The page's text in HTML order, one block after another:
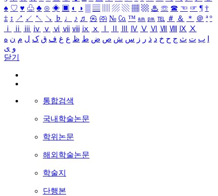
♠ ♡ ♥ ♧ ♣ ⊙ ◈ ▣ ◐ ◑ ▒ ▤ ▨ ▧ ▦ ▩ ♨ ☏ ☎ ☜ ☞ ¶ †
‡ ↕ ↗ ↙ ↖ ↘ ♭ ♩ ♪ ♬ ㉿ ㈜ № ㏇ ™ ㏂ ㏘ ℡ ＃ ＆ ＊ ＠ ª º
ⅰ
ⅱ ⅲ ⅳ ⅴ ⅵ ⅶ ⅷ ⅸ ⅹ Ⅳ Ⅴ Ⅵ Ⅶ Ⅷ Ⅸ Ⅹ
ب ت ث ج ح خ د ذ ر ز س ش ص ض ط ظ ع غ ف ق ک ل م ن ه
و ی
닫기
통합검색
국내학술논문
학위논문
해외학술논문
학술지
단행본